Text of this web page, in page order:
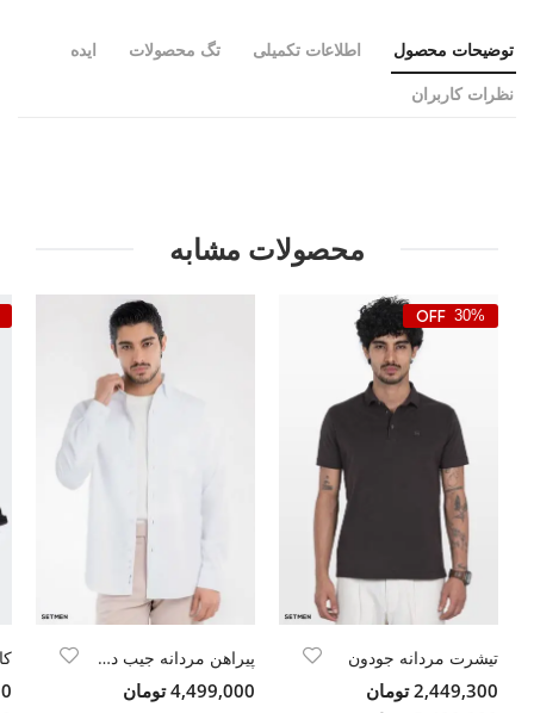
توضیحات محصول اطلاعات تکمیلی تگ محصولات ایده
نظرات کاربران
محصولات مشابه
30%
تیشرت مردانه جودون
2,449,300 تومان
پیراهن مردانه جیب دار کج راه
4,499,000 تومان